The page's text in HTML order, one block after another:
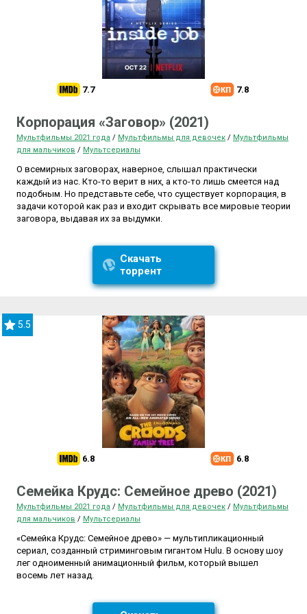
7.7 7.8
Корпорация «Заговор» (2021)
Мультфильмы 2021 года / Мультфильмы для девочек / Мультфильмы
для мальчиков / Мультсериалы
О всемирных заговорах, наверное, слышал практически
каждый из нас. Кто-то верит в них, а кто-то лишь смеется над
подобным. Но представьте себе, что существует корпорация, в
задачи которой как раз и входит скрывать все мировые теории
заговора, выдавая их за выдумки.
Скачать
торрент
5.5
6.8 6.8
Семейка Крудс: Семейное древо (2021)
Мультфильмы 2021 года / Мультфильмы для девочек / Мультфильмы
для мальчиков / Мультсериалы
«Семейка Крудс: Семейное древо» — мультипликационный
сериал, созданный стриминговым гигантом Hulu. В основу шоу
лег одноименный анимационный фильм, который вышел
восемь лет назад.